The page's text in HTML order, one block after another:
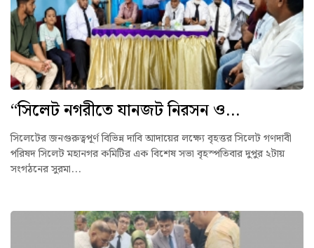
“সিলেট নগরীতে যানজট নিরসন ও...
সিলেটের জনগুরুত্বপূর্ণ বিভিন্ন দাবি আদায়ের লক্ষ্যে বৃহত্তর সিলেট গণদাবী
পরিষদ সিলেট মহানগর কমিটির এক বিশেষ সভা বৃহস্পতিবার দুপুর ২টায়
সংগঠনের সুরমা...